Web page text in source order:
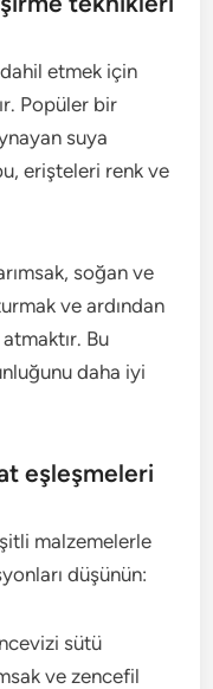
etmek için
Popüler bir
suya
erişteleri renk ve
soğan ve
ve ardından
Bu
daha iyi
eşleşmeleri
malzemelerle
düşünün:
sütü
ve zencefil